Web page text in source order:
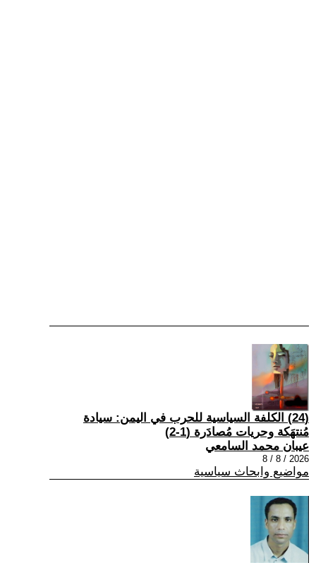
(24) الكلفة السياسية للحرب في اليمن: سيادة
مُنتهَكة وحريات مُصادَرة (1-2)
عيبان محمد السامعي
2026 / 8 / 8
مواضيع وابحاث سياسية